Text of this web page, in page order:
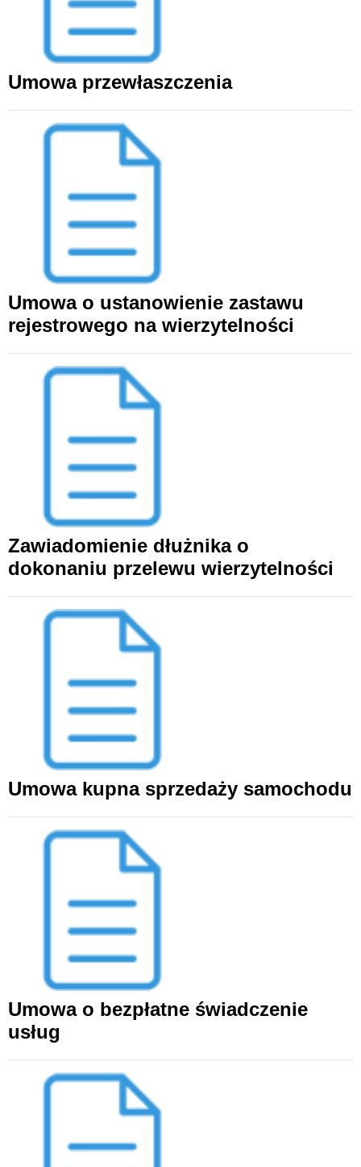
Umowa przewłaszczenia
Umowa o ustanowienie zastawu
rejestrowego na wierzytelności
Zawiadomienie dłużnika o
dokonaniu przelewu wierzytelności
Umowa kupna sprzedaży samochodu
Umowa o bezpłatne świadczenie
usług